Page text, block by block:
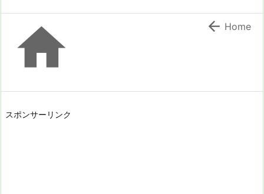
  Home
スポンサーリンク